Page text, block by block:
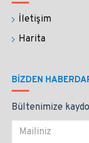
İletişim
Harita
BIZDEN
Bültenimize